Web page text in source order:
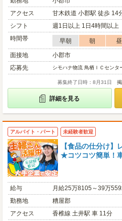
アクセス
甘木鉄道 小郡駅 徒歩 14
シフト
週1日以上 1日4時間以上
時間帯
早朝 朝 昼
面接地
小郡市
応募先
シモハナ物流 鳥栖ＩＣセンタ
募集終了日時：8月31日
詳細を見る
アルバイト・パート 未経験者歓迎
【食品の仕分け
★コツコツ簡単！
給与
月給25万8105～39万
勤務地
糟屋郡
アクセス
香椎線 土井駅 車 11分